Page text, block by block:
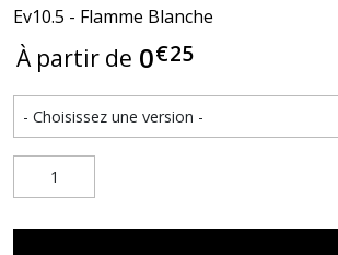
Ev10.5 - Flamme Blanche
À partir de 0€25